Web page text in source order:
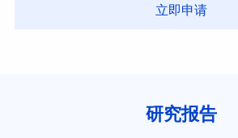
立即申请
研究报告